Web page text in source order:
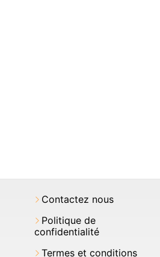
Contactez nous
Politique de
confidentialité
Termes et conditions